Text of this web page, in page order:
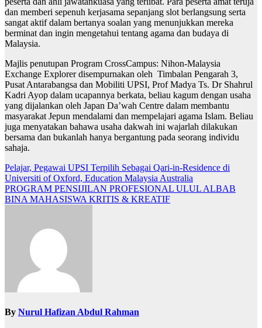
dan memberi sepenuh kerjasama sepanjang slot berlangsung serta
sangat aktif dalam bertanya soalan yang menunjukkan mereka
berminat dan ingin mengetahui tentang agama dan budaya di
Malaysia.
Majlis penutupan Program CrossCampus: Nihon-Malaysia
Exchange Explorer disempurnakan oleh Timbalan Pengarah 3,
Pusat Antarabangsa dan Mobiliti UPSI, Prof Madya Ts. Dr Shahrul
Kadri Ayop dalam ucapannya berkata, beliau kagum dengan usaha
yang dijalankan oleh Japan Da’wah Centre dalam membantu
masyarakat Jepun mendalami dan mempelajari agama Islam. Beliau
juga menyatakan bahawa usaha dakwah ini wajarlah dilakukan
bersama dan bukanlah hanya bergantung pada seorang individu
sahaja.
Navigasi
kiriman
Pelajar, Pegawai UPSI Terpilih Sebagai Qari-in-Residence di
Universiti of Oxford, Education Malaysia Australia
PROGRAM PENSIJILAN PROFESIONAL ULUL ALBAB
BINA MAHASISWA KRITIS & KREATIF
By Nurul Hafizan Abdul Rahman